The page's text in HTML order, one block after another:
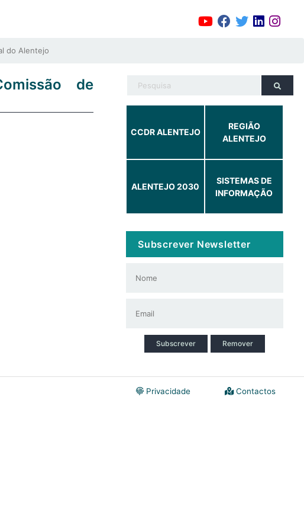
do Alentejo
de
CCDR ALENTEJO
REGIÃO
ALENTEJO
ALENTEJO 2030
SISTEMAS DE
INFORMAÇÃO
Subscrever Newsletter
Subscrever Remover
Contactos
Privacidade